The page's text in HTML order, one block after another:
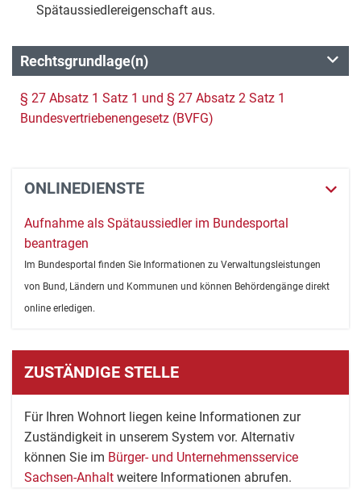
Spätaussiedlereigenschaft aus.
Rechtsgrundlage(n)
§ 27 Absatz 1 Satz 1 und § 27 Absatz 2 Satz 1
Bundesvertriebenengesetz (BVFG)
ONLINEDIENSTE
Aufnahme als Spätaussiedler im Bundesportal
beantragen
Im Bundesportal finden Sie Informationen zu Verwaltungsleistungen
von Bund, Ländern und Kommunen und können Behördengänge direkt
online erledigen.
ZUSTÄNDIGE STELLE
Für Ihren Wohnort liegen keine Informationen zur
Zuständigkeit in unserem System vor. Alternativ
können Sie im Bürger- und Unternehmensservice
Sachsen-Anhalt weitere Informationen abrufen.